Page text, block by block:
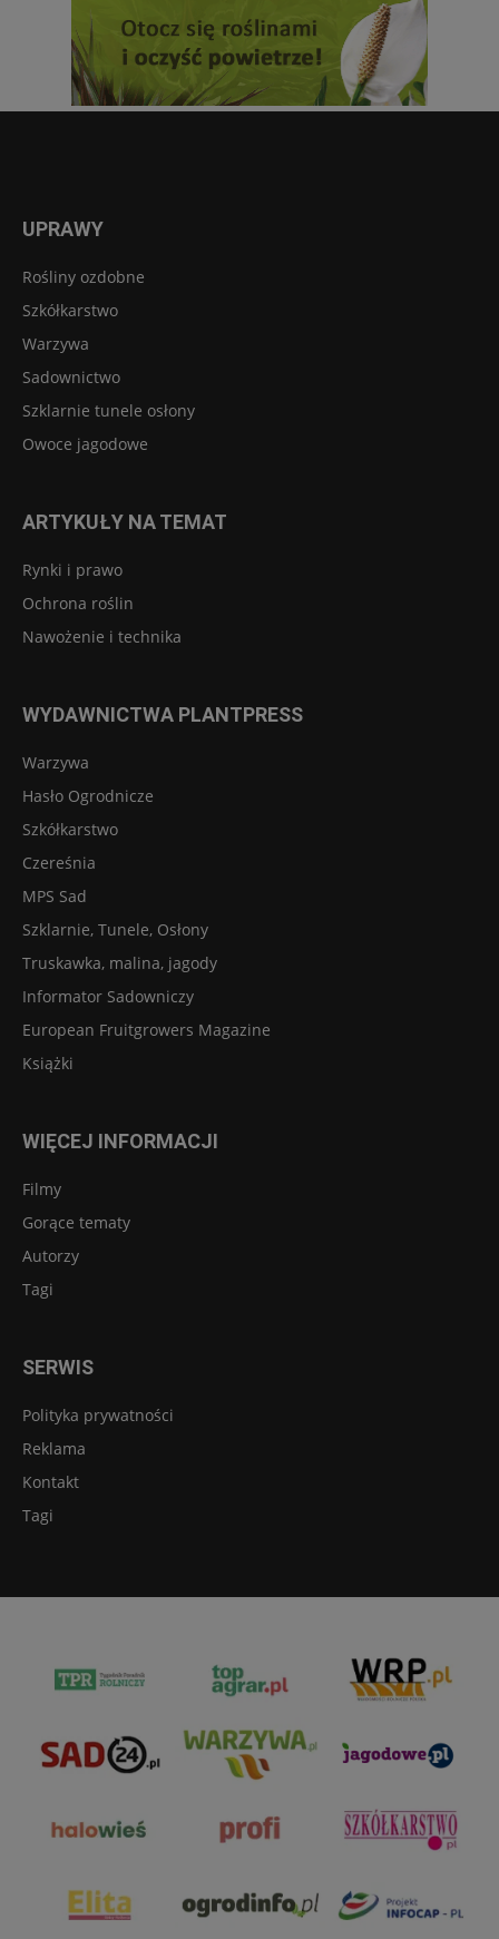
UPRAWY
Rośliny ozdobne
Szkółkarstwo
Warzywa
Sadownictwo
Szklarnie tunele osłony
Owoce jagodowe
ARTYKUŁY NA TEMAT
Rynki i prawo
Ochrona roślin
Nawożenie i technika
WYDAWNICTWA PLANTPRESS
Warzywa
Hasło Ogrodnicze
Szkółkarstwo
Czereśnia
MPS Sad
Szklarnie, Tunele, Osłony
Truskawka, malina, jagody
Informator Sadowniczy
European Fruitgrowers Magazine
Książki
WIĘCEJ INFORMACJI
Filmy
Gorące tematy
Autorzy
Tagi
SERWIS
Polityka prywatności
Reklama
Kontakt
Tagi